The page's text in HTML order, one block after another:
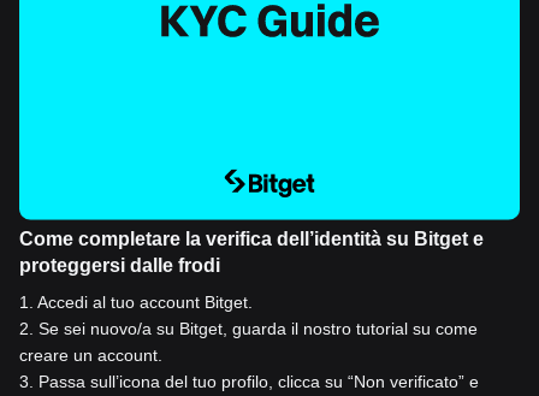
Come completare la verifica dell’identità su Bitget e
proteggersi dalle frodi
1
Accedi al tuo account Bitget.
2 Se sei nuovo/a su Bitget, guarda il nostro tutorial su come
creare un account.
3
Passa sull’icona del tuo profilo, clicca su “Non verificato” e